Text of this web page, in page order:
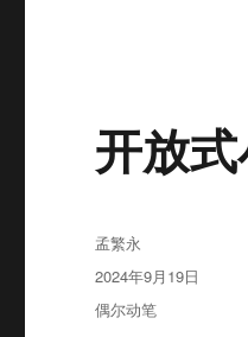
开放
作
者
孟繁永
发
布
于
2024年9月19日
分
偶尔动笔